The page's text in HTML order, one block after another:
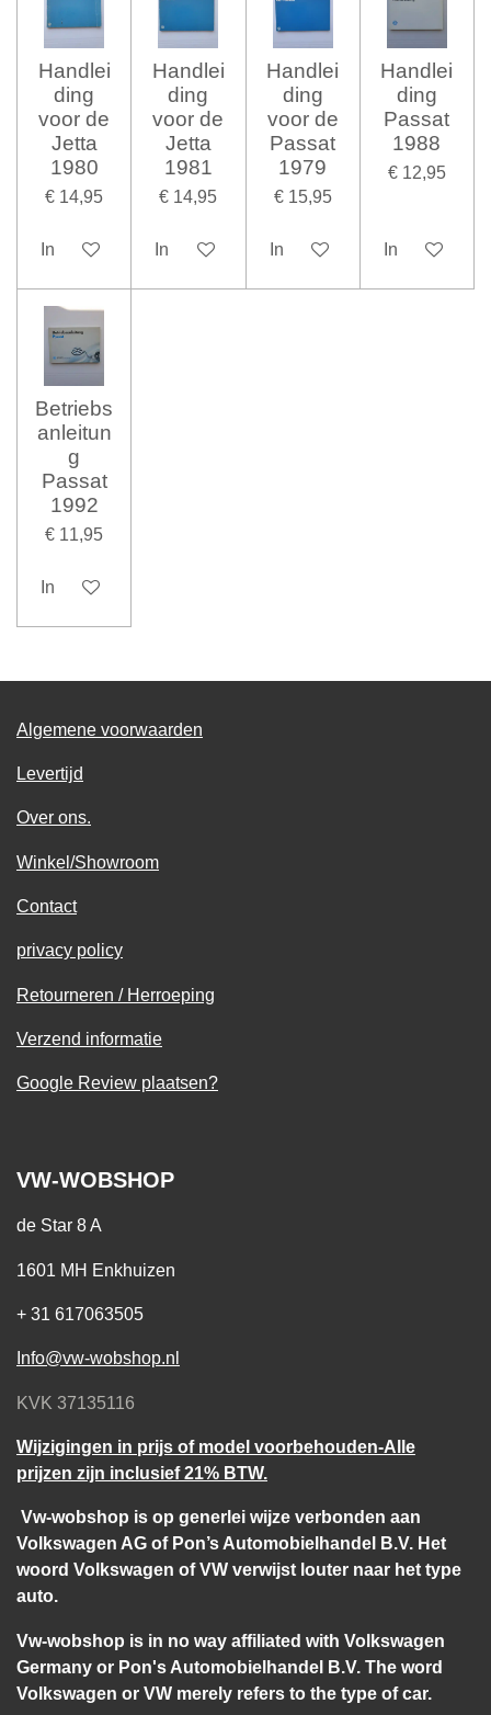
Handlei
ding
voor de
Jetta
1980
€ 14,95
In winkelwagen
Handlei
ding
voor de
Jetta
1981
€ 14,95
In winkelwagen
Handlei
ding
voor de
Passat
1979
€ 15,95
In winkelwagen
Handlei
ding
Passat
1988
€ 12,95
In
Betriebs
anleitun
g
Passat
1992
€ 11,95
In winkelwagen
Algemene voorwaarden
Levertijd
Over ons.
Winkel/Showroom
Contact
privacy policy
Retourneren / Herroeping
Verzend informatie
Google Review plaatsen?
VW-WOBSHOP
de Star 8 A
1601 MH Enkhuizen
+ 31 617063505
Info@vw-wobshop.nl
KVK 37135116
Wijzigingen in prijs of model voorbehouden-Alle
prijzen zijn inclusief 21% BTW.
Vw-wobshop is op generlei wijze verbonden aan
Volkswagen AG of Pon’s Automobielhandel B.V. Het
woord Volkswagen of VW verwijst louter naar het type
auto.
Vw-wobshop is in no way affiliated with Volkswagen
Germany or Pon's Automobielhandel B.V. The word
Volkswagen or VW merely refers to the type of car.